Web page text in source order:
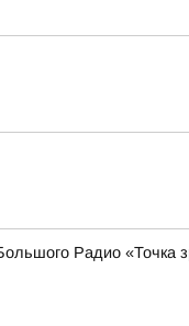
Радио «Точка